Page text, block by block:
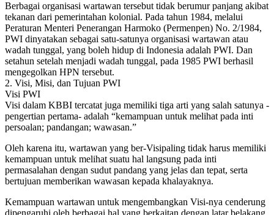
Berbagai organisasi wartawan tersebut tidak berumur panjang akibat
tekanan dari pemerintahan kolonial. Pada tahun 1984, melalui
Peraturan Menteri Penerangan Harmoko (Permenpen) No. 2/1984,
PWI dinyatakan sebagai satu-satunya organisasi wartawan atau
wadah tunggal, yang boleh hidup di Indonesia adalah PWI. Dan
setahun setelah menjadi wadah tunggal, pada 1985 PWI berhasil
mengegolkan HPN tersebut.
2. Visi, Misi, dan Tujuan PWI
Visi PWI
Visi dalam KBBI tercatat juga memiliki tiga arti yang salah satunya -
pengertian pertama- adalah “kemampuan untuk melihat pada inti
persoalan; pandangan; wawasan.”
Oleh karena itu, wartawan yang ber-Visipaling tidak harus memiliki
kemampuan untuk melihat suatu hal langsung pada inti
permasalahan dengan sudut pandang yang jelas dan tepat, serta
bertujuan memberikan wawasan kepada khalayaknya.
Kemampuan wartawan untuk mengembangkan Visi-nya cenderung